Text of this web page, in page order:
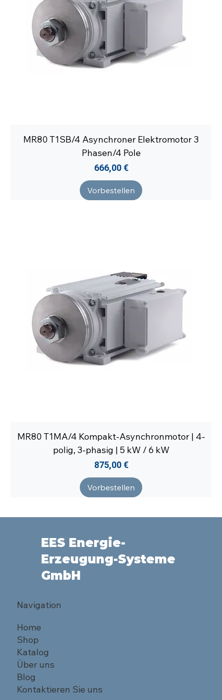
MR80 T1SB/4 Asynchroner Elektromotor 3
Phasen/4 Pole
Preis
666,00 €
Vorbestellen
MR80 T1MA/4 Kompakt-Asynchronmotor | 4-
polig, 3-phasig | 5 kW / 6 kW
Preis
875,00 €
Vorbestellen
EES Energie-
Erzeugung-Systeme
GmbH
Navigation
Home
Shop
Katalog
Über uns
Blog
Kontaktieren Sie uns